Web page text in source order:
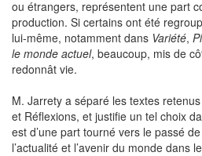
ou étrangers, représentent une part
production. Si certains ont été
lui-même, notamment dans Variété,
le monde actuel, beaucoup, mis de
redonnât vie.
M. Jarrety a séparé les textes
et Réflexions, et justifie un tel choix
est d’une part tourné vers le passé
l’actualité et l’avenir du monde dans